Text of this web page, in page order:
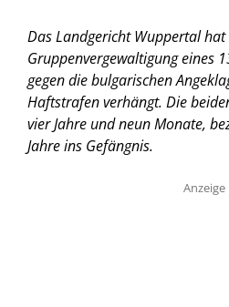
Das Landgericht Wuppertal
Gruppenvergewaltigung eines
gegen die bulgarischen
Haftstrafen verhängt. Die
vier Jahre und neun Monate,
Jahre ins Gefängnis.
Anzeige